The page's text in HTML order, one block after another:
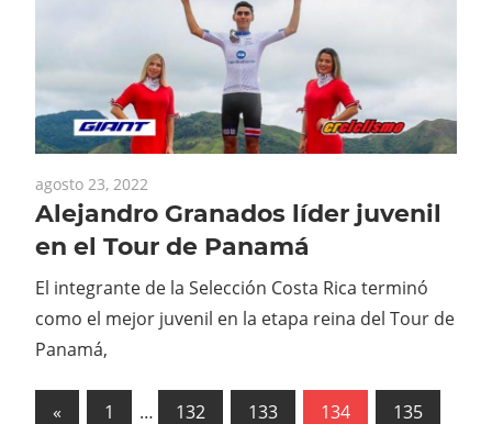
agosto 23, 2022
Alejandro Granados líder juvenil
en el Tour de Panamá
El integrante de la Selección Costa Rica terminó
como el mejor juvenil en la etapa reina del Tour de
Panamá,
Paginación
« Previous
1 … 132 133 134
135